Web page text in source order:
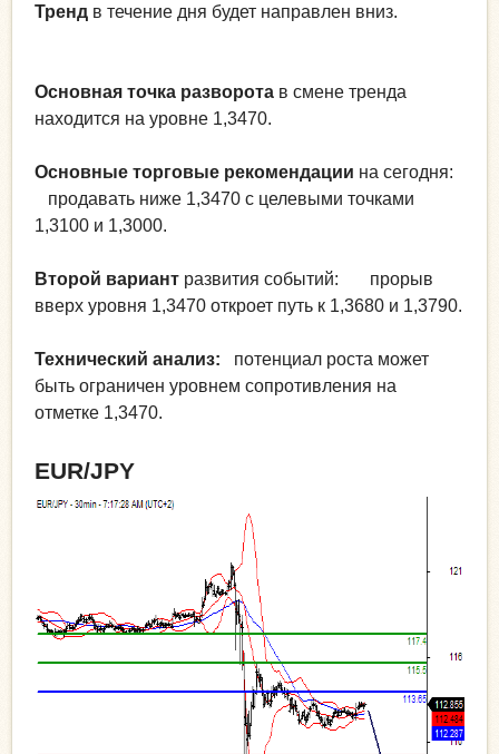
Тренд в течение дня будет направлен вниз.
Основная точка разворота в смене тренда
находится на уровне 1,3470.
Основные торговые рекомендации на сегодня:
продавать ниже 1,3470 с целевыми точками
1,3100 и 1,3000.
Второй вариант развития событий: прорыв
вверх уровня 1,3470 откроет путь к 1,3680 и 1,3790.
Технический анализ: потенциал роста может
быть ограничен уровнем сопротивления на
отметке 1,3470.
EUR/JPY